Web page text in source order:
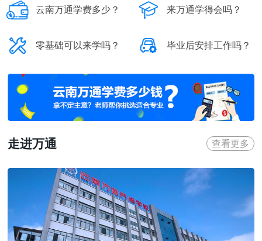
 云南万通学费多少？  来万通学得会吗？
 零基础可以来学吗？  毕业后安排工作吗？
走进万通 查看更多